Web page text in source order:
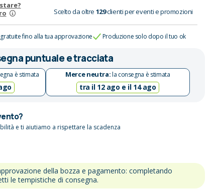
Scelto da oltre 129clienti per eventi e promozioni
fino alla tua approvazione Produzione solo dopo il tuo ok
puntuale e tracciata
è stimata Merce neutra:la consegna è stimata
tra il 12 ago e il 14 ago
e ti aiutiamo a rispettare la scadenza
della bozza e pagamento: completando
le tempistiche di consegna.